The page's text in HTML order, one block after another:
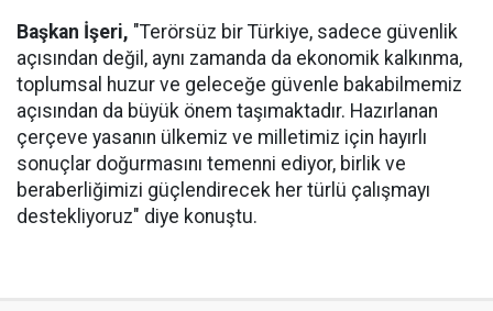
Başkan İşeri, "Terörsüz bir Türkiye, sadece güvenlik
açısından değil, aynı zamanda da ekonomik kalkınma,
toplumsal huzur ve geleceğe güvenle bakabilmemiz
açısından da büyük önem taşımaktadır. Hazırlanan
çerçeve yasanın ülkemiz ve milletimiz için hayırlı
sonuçlar doğurmasını temenni ediyor, birlik ve
beraberliğimizi güçlendirecek her türlü çalışmayı
destekliyoruz" diye konuştu.